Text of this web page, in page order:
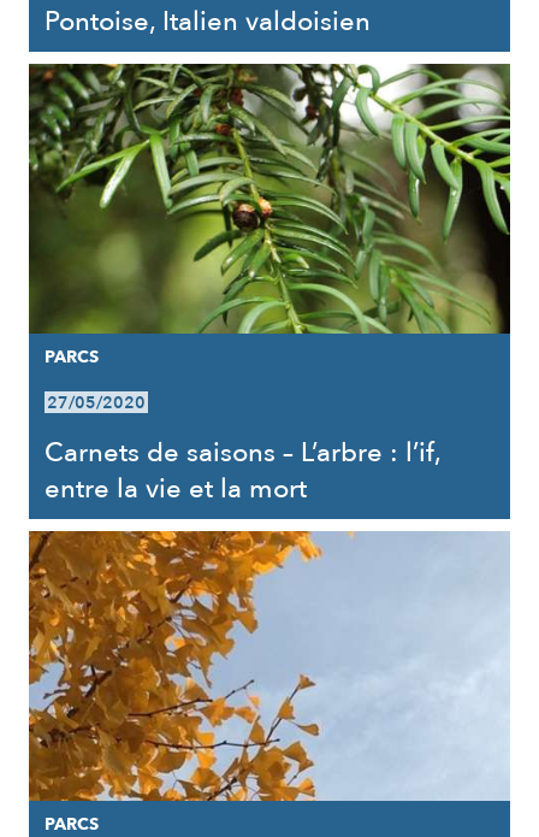
Pontoise, Italien valdoisien
PARCS
27/05/2020
Carnets de saisons – L’arbre : l’if,
entre la vie et la mort
PARCS